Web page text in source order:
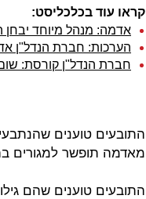
קראו עוד בכלכליסט:
אדמה: מנהל מיוחד
הערכות: חברת הנדל"ן
חברת הנדל"ן קורסת:
התובעים טוענים
מאדמה תופשר למגורים בתוך שבע
התובעים טוענים שהם